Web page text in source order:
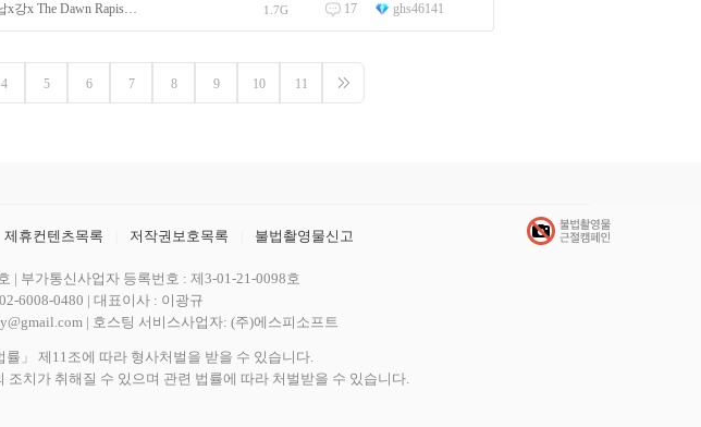
새벽의 위반자들 무샥1 올노 실삽 납x강x The Dawn Rapists 영자막 1.7G 17 ghs46141
4 5 6 7 8 9 10 11
제휴컨텐츠목록 저작권보호목록 불법촬영물신고
| 부가통신사업자 등록번호 : 제3-01-21-0098호
6008-0480 | 대표이사 : 이광규
| 호스팅 서비스사업자: (주)에스피소프트
」 제11조에 따라 형사처벌을 받을 수 있습니다.
치가 취해질 수 있으며 관련 법률에 따라 처벌받을 수 있습니다.